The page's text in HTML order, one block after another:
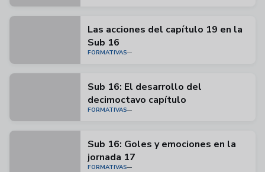
Las acciones del capítulo 19 en la
Sub 16
FORMATIVAS
Sub 16: El desarrollo del
decimoctavo capítulo
FORMATIVAS
Sub 16: Goles y emociones en la
jornada 17
FORMATIVAS